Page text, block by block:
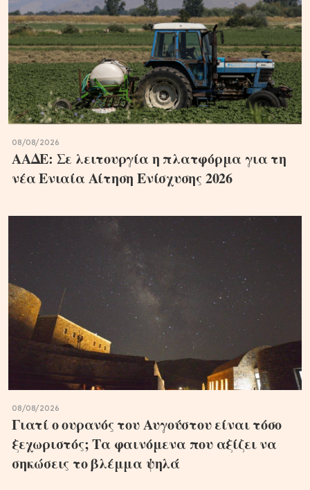
08/08/2026
ΑΑΔΕ: Σε λειτουργία η πλατφόρμα για τη
νέα Ενιαία Αίτηση Ενίσχυσης 2026
08/08/2026
Γιατί ο ουρανός του Αυγούστου είναι τόσο
ξεχωριστός; Τα φαινόμενα που αξίζει να
σηκώσεις το βλέμμα ψηλά